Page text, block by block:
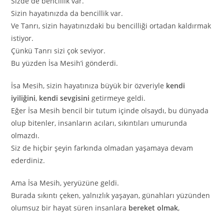
Sizin hayatınızda da bencillik var.
Ve Tanrı, sizin hayatınızdaki bu bencilliği ortadan kaldırmak
istiyor.
Çünkü Tanrı sizi çok seviyor.
Bu yüzden İsa Mesih’i gönderdi.
İsa Mesih, sizin hayatınıza büyük bir özveriyle kendi
iyiliğini, kendi sevgisini getirmeye geldi.
Eğer İsa Mesih bencil bir tutum içinde olsaydı, bu dünyada
olup bitenler, insanların acıları, sıkıntıları umurunda
olmazdı.
Siz de hiçbir şeyin farkında olmadan yaşamaya devam
ederdiniz.
Ama İsa Mesih, yeryüzüne geldi.
Burada sıkıntı çeken, yalnızlık yaşayan, günahları yüzünden
olumsuz bir hayat süren insanlara bereket olmak,